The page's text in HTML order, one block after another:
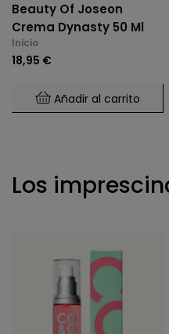
Beauty Of Joseon
Crema Dynasty 50 Ml
Inicio
18,95 €
Añadir al carrito
Los